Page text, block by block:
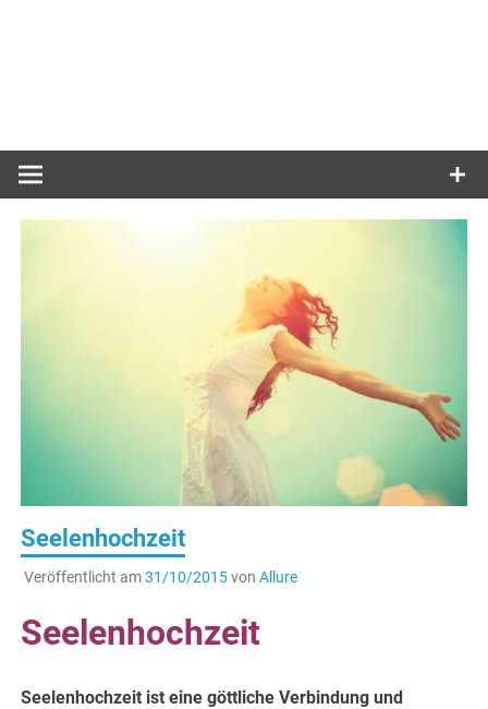
Seelenhochzeit
Veröffentlicht am31/10/2015von Allure
Seelenhochzeit
Seelenhochzeit ist eine göttliche Verbindung und